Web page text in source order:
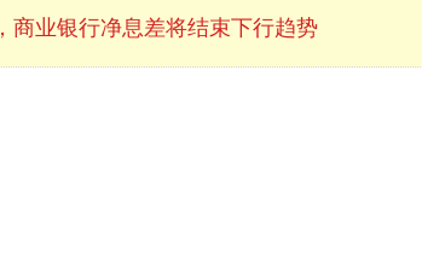
商业银行净息差将结束下行趋势